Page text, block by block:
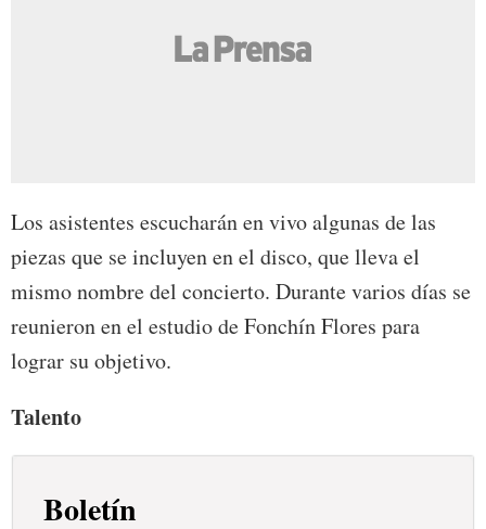
Los asistentes escucharán en vivo algunas de las
piezas que se incluyen en el disco, que lleva el
mismo nombre del concierto. Durante varios días se
reunieron en el estudio de Fonchín Flores para
lograr su objetivo.
Talento
Boletín